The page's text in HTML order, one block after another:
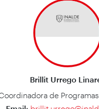
Brillit Urrego
de